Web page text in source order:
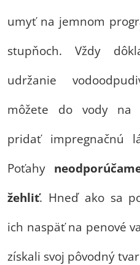
umyť na jemnom
stupňoch. Vždy
udržanie
môžete do vody na
pridať impregnačnú
Poťahy
žehliť. Hneď ako sa
ich naspäť na penové
získali svoj pôvodný